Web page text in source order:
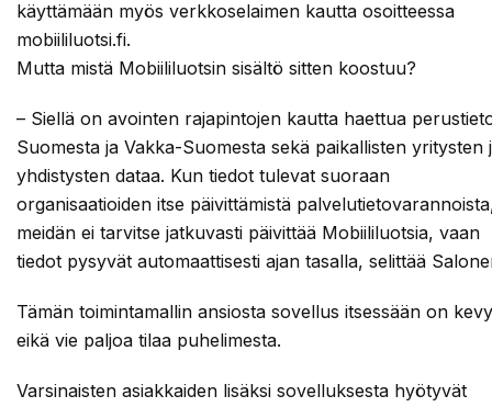
käyttämään myös verkkoselaimen kautta osoitteessa
mobiililuotsi.fi.
Mutta mistä Mobiililuotsin sisältö sitten koostuu?
– Siellä on avointen rajapintojen kautta haettua
Suomesta ja Vakka-Suomesta sekä paikallisten yritysten
yhdistysten dataa. Kun tiedot tulevat suoraan
organisaatioiden itse päivittämistä
meidän ei tarvitse jatkuvasti päivittää Mobiililuotsia, vaan
tiedot pysyvät automaattisesti ajan tasalla, selittää
Tämän toimintamallin ansiosta sovellus itsessään on
eikä vie paljoa tilaa puhelimesta.
Varsinaisten asiakkaiden lisäksi sovelluksesta hyötyvät